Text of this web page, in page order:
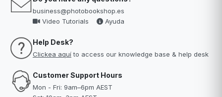
business@photobookshop.es
Video Tutorials
Ayuda
Help Desk?
Clickea aquíto access our knowledge base & help desk
Customer Support Hours
Mon - Fri: 9am–6pm AEST